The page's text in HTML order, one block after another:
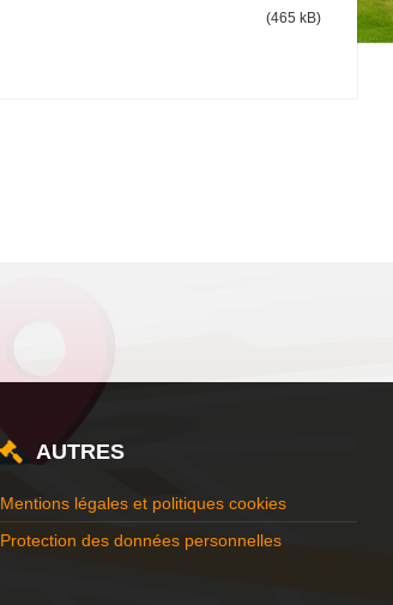
(465 kB)
AUTRES
Mentions légales et politiques cookies
Protection des données personnelles